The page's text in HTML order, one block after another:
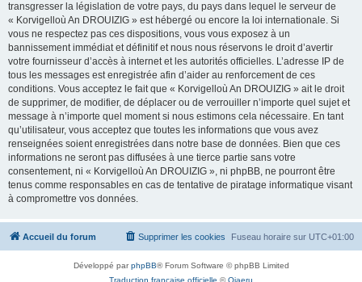
transgresser la législation de votre pays, du pays dans lequel le serveur de
« Korvigelloù An DROUIZIG » est hébergé ou encore la loi internationale. Si
vous ne respectez pas ces dispositions, vous vous exposez à un
bannissement immédiat et définitif et nous nous réservons le droit d’avertir
votre fournisseur d’accès à internet et les autorités officielles. L’adresse IP de
tous les messages est enregistrée afin d’aider au renforcement de ces
conditions. Vous acceptez le fait que « Korvigelloù An DROUIZIG » ait le droit
de supprimer, de modifier, de déplacer ou de verrouiller n’importe quel sujet et
message à n’importe quel moment si nous estimons cela nécessaire. En tant
qu’utilisateur, vous acceptez que toutes les informations que vous avez
renseignées soient enregistrées dans notre base de données. Bien que ces
informations ne seront pas diffusées à une tierce partie sans votre
consentement, ni « Korvigelloù An DROUIZIG », ni phpBB, ne pourront être
tenus comme responsables en cas de tentative de piratage informatique visant
à compromettre vos données.
Accueil du forum Fuseau horaire sur UTC+01:00
Supprimer les cookies
Développé parphpBB® Forum Software © phpBB Limited
Traduction française officielle ©Qiaeru